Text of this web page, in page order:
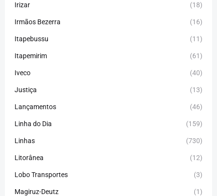
Irizar (18)
Irmãos Bezerra (16)
Itapebussu (11)
Itapemirim (61)
Iveco (40)
Justiça (13)
Lançamentos (46)
Linha do Dia (159)
Linhas (730)
Litorânea (12)
Lobo Transportes (3)
Magiruz-Deutz (1)